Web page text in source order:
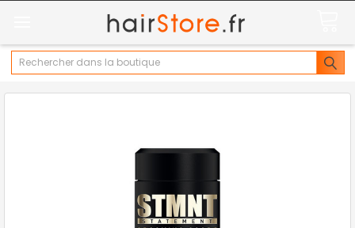
Rechercher